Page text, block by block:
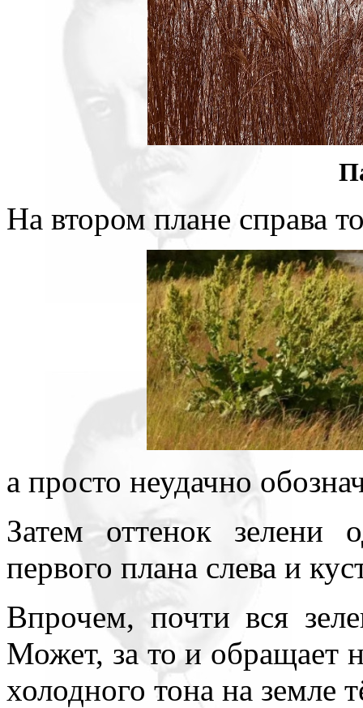
На втором плане справа
а просто неудачно
Затем оттенок зелени
первого плана слева и
Впрочем, почти вся
Может, за то и обращает
холодного тона на земле